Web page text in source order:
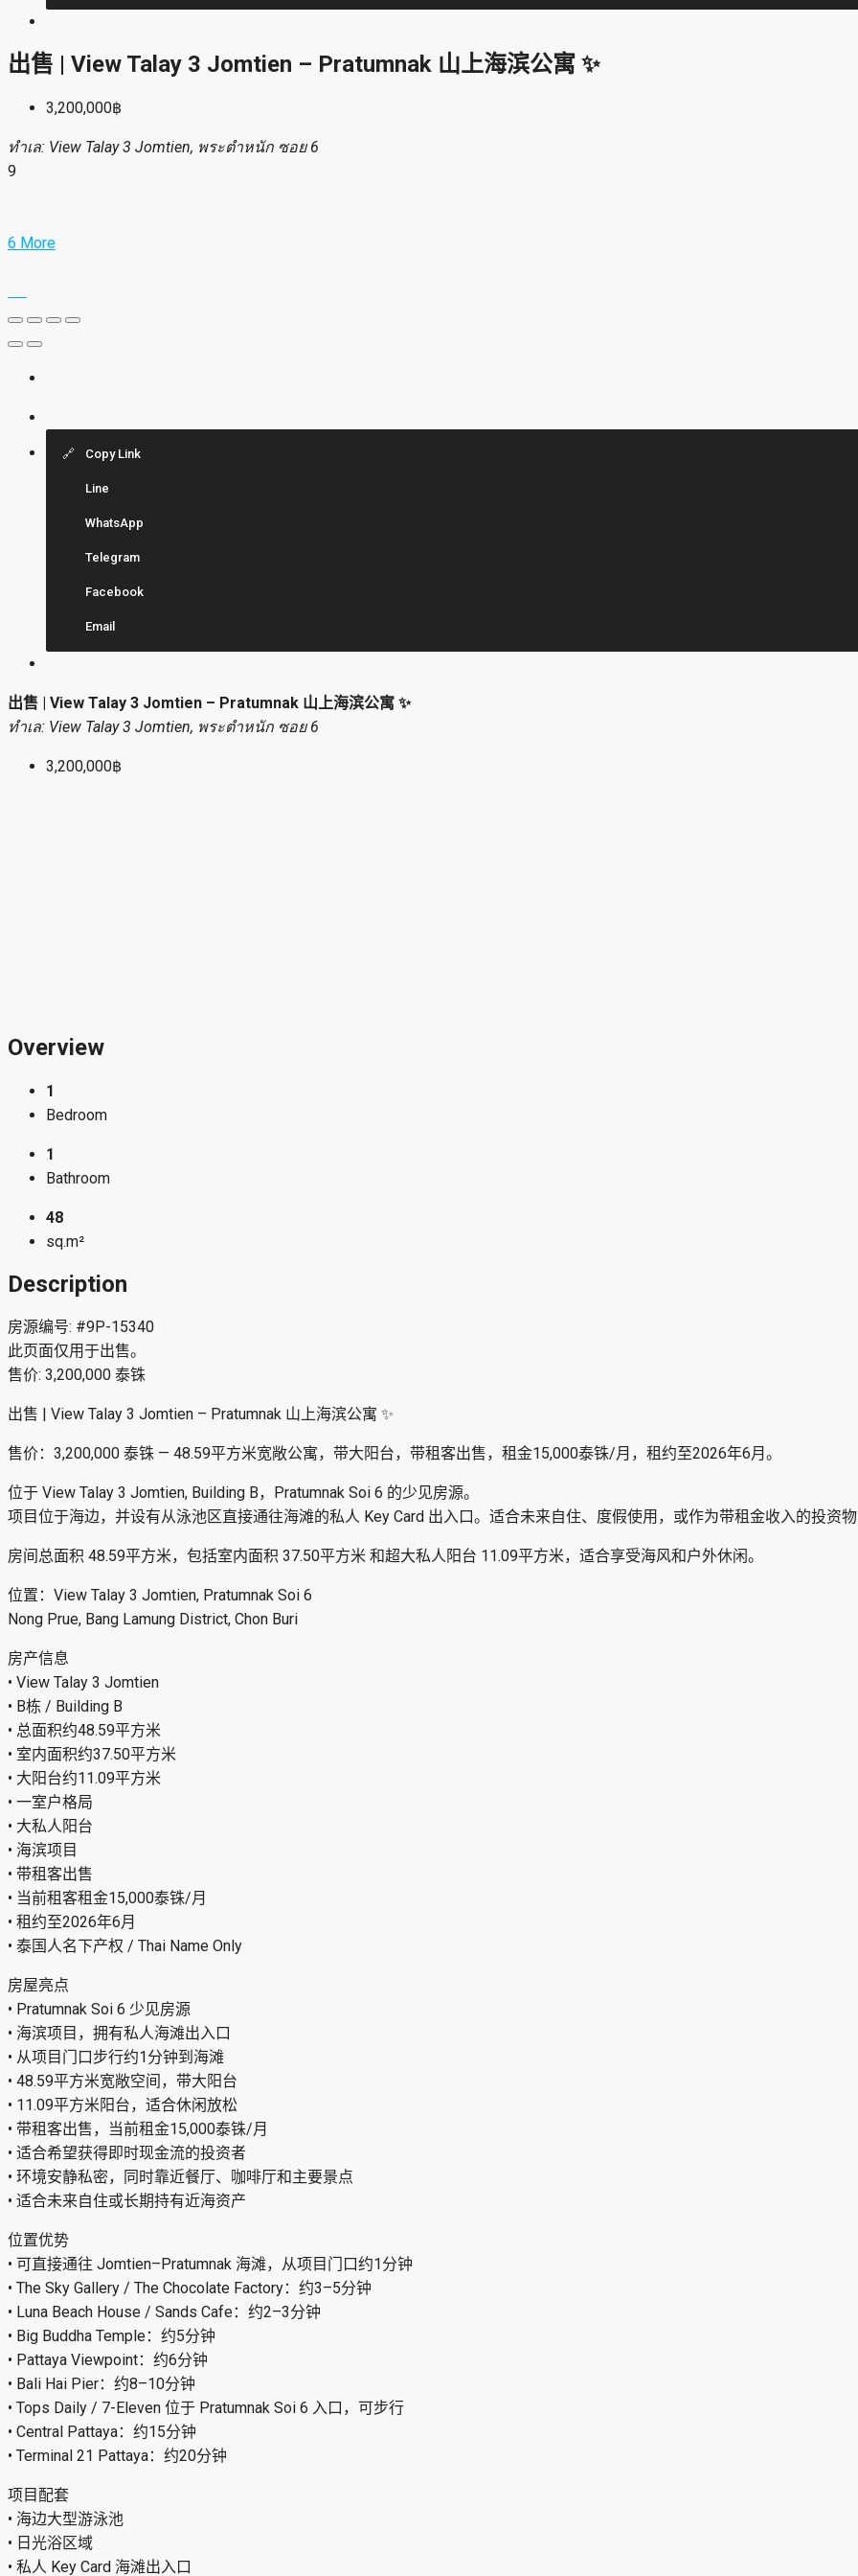
出售 | View Talay 3 Jomtien – Pratumnak 山上海滨公寓 ✨
3,200,000฿
ทำเล: View Talay 3 Jomtien, พระตำหนัก ซอย 6
9
6 More
Copy Link
Line
WhatsApp
Telegram
Facebook
Email
出售 | View Talay 3 Jomtien – Pratumnak 山上海滨公寓 ✨
ทำเล: View Talay 3 Jomtien, พระตำหนัก ซอย 6
3,200,000฿
Overview
1
Bedroom
1
Bathroom
48
sq.m²
Description
房源编号: #9P-15340
此页面仅用于出售。
售价: 3,200,000 泰铢
出售 | View Talay 3 Jomtien – Pratumnak 山上海滨公寓 ✨
售价：3,200,000 泰铢 — 48.59平方米宽敞公寓，带大阳台，带租客出售，租金15,000泰铢/月，租约至2026年6月。
位于 View Talay 3 Jomtien, Building B，Pratumnak Soi 6 的少见房源。
项目位于海边，并设有从泳池区直接通往海滩的私人 Key Card 出入口。适合未来自住、度假使用，或作为带租金收入的投资
房间总面积 48.59平方米，包括室内面积 37.50平方米 和超大私人阳台 11.09平方米，适合享受海风和户外休闲。
位置：View Talay 3 Jomtien, Pratumnak Soi 6
Nong Prue, Bang Lamung District, Chon Buri
房产信息
• View Talay 3 Jomtien
• B栋 / Building B
• 总面积约48.59平方米
• 室内面积约37.50平方米
• 大阳台约11.09平方米
• 一室户格局
• 大私人阳台
• 海滨项目
• 带租客出售
• 当前租客租金15,000泰铢/月
• 租约至2026年6月
• 泰国人名下产权 / Thai Name Only
房屋亮点
• Pratumnak Soi 6 少见房源
• 海滨项目，拥有私人海滩出入口
• 从项目门口步行约1分钟到海滩
• 48.59平方米宽敞空间，带大阳台
• 11.09平方米阳台，适合休闲放松
• 带租客出售，当前租金15,000泰铢/月
• 适合希望获得即时现金流的投资者
• 环境安静私密，同时靠近餐厅、咖啡厅和主要景点
• 适合未来自住或长期持有近海资产
位置优势
• 可直接通往 Jomtien–Pratumnak 海滩，从项目门口约1分钟
• The Sky Gallery / The Chocolate Factory：约3–5分钟
• Luna Beach House / Sands Cafe：约2–3分钟
• Big Buddha Temple：约5分钟
• Pattaya Viewpoint：约6分钟
• Bali Hai Pier：约8–10分钟
• Tops Daily / 7-Eleven 位于 Pratumnak Soi 6 入口，可步行
• Central Pattaya：约15分钟
• Terminal 21 Pattaya：约20分钟
项目配套
• 海边大型游泳池
• 日光浴区域
• 私人 Key Card 海滩出入口